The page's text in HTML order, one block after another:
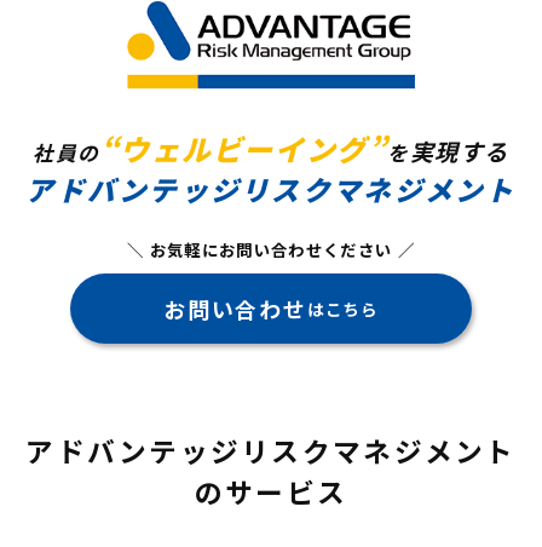
社員の “ウェルビーイング”を実現する
アドバンテッジリスクマネジメント
＼ お気軽にお問い合わせください ／
お問い合わせ はこちら
アドバンテッジリスクマネジメント
のサービス